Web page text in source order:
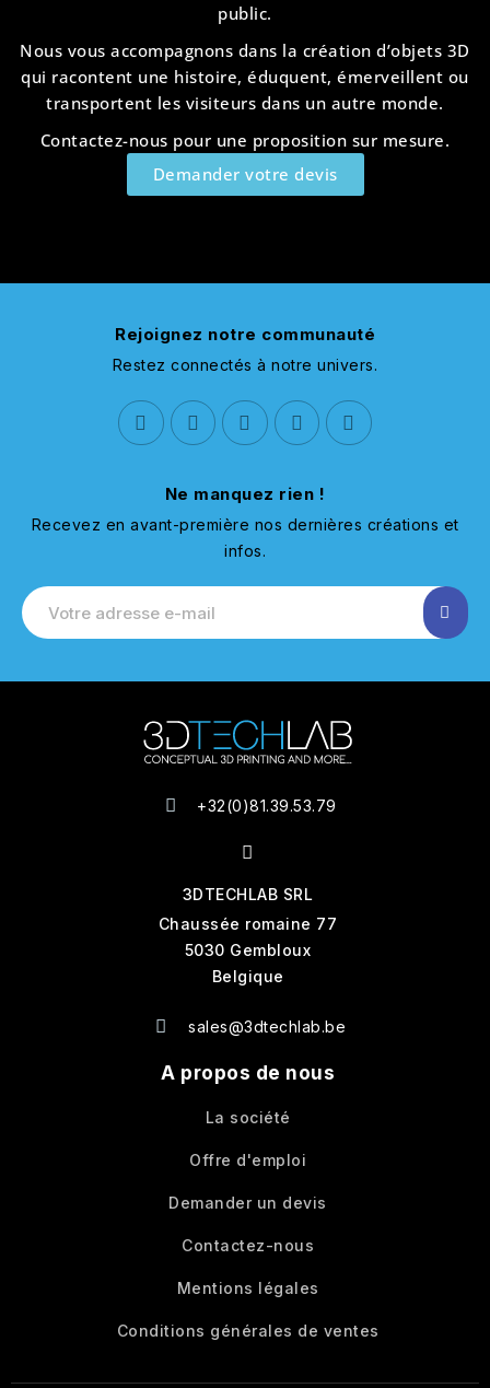
public.
Nous vous accompagnons dans la création d’objets 3D
qui racontent une histoire, éduquent, émerveillent ou
transportent les visiteurs dans un autre monde.
Contactez-nous pour une proposition sur mesure.
Demander votre devis
Rejoignez notre communauté
Restez connectés à notre univers.
Ne manquez rien !
Recevez en avant-première nos dernières créations et
infos.
+32(0)81.39.53.79
3DTECHLAB SRL
Chaussée romaine 77
5030 Gembloux
Belgique
sales@3dtechlab.be
A propos de nous
La société
Offre d'emploi
Demander un devis
Contactez-nous
Mentions légales
Conditions générales de ventes